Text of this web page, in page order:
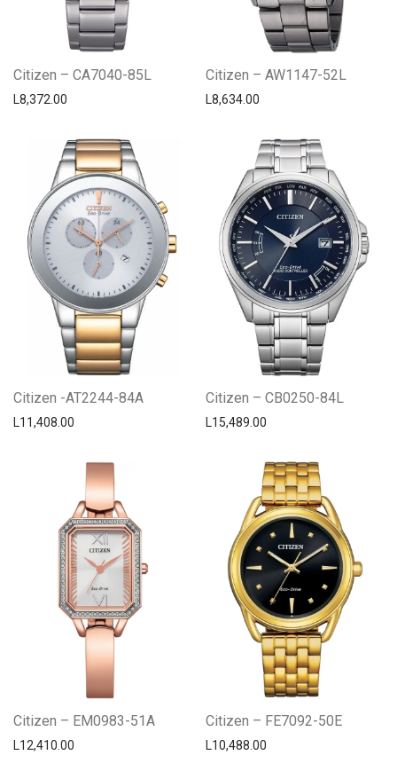
Citizen – CA7040-85L
L8,372.00
Citizen – AW1147-52L
L8,634.00
Citizen -AT2244-84A
L11,408.00
Citizen – CB0250-84L
L15,489.00
Citizen – EM0983-51A
L12,410.00
Citizen – FE7092-50E
L10,488.00